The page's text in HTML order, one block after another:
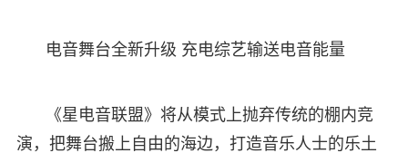
电音舞台全新升级 充电综艺输送电音能量
《星电音联盟》将从模式上抛弃传统的棚内竞
演，把舞台搬上自由的海边，打造音乐人士的乐土